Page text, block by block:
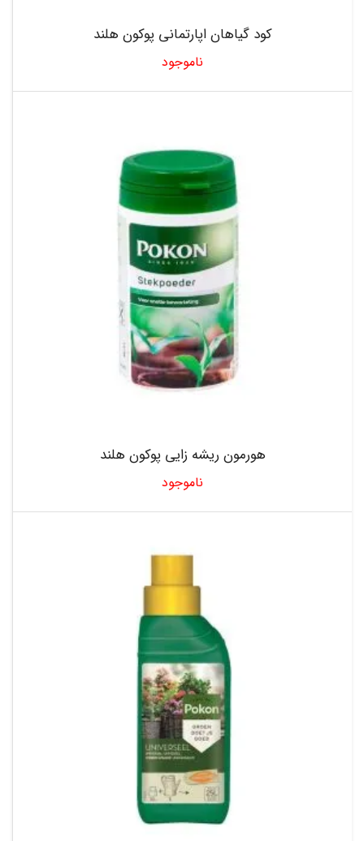
کود گیاهان اپارتمانی پوکون هلند
ناموجود
هورمون ریشه زایی پوکون هلند
ناموجود